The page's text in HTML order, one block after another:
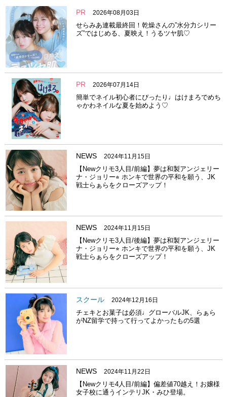
PR 2026年08月03日
せらみあ連載最終回！乾燥さんの”水分力シリー
ズ”ではじめる、夏映え！うるツヤ肌♡
PR 2026年07月14日
簡単でネイル初心者にぴったり♩はけまろでめち
ゃかわネイルな夏を始めよう♡
NEWS 2024年11月15日
【Newクリモ3人目/前編】夢は和製アンジェリー
ナ・ジョリー⭐︎ ホンキで世界の平和を願う、JK
戦士らぁらをクローズアップ！
NEWS 2024年11月15日
【Newクリモ3人目/後編】夢は和製アンジェリー
ナ・ジョリー⭐︎ ホンキで世界の平和を願う、JK
戦士らぁらをクローズアップ！
スクール 2024年12月16日
チェキとお菓子は必須♩グローバルJK、らぁら
がNZ留学で持って行ってよかったもの5選
NEWS 2024年11月22日
【Newクリモ4人目/前編】偏差値70越え！お嬢様
女子校に通うインテリJK・みひ登場。